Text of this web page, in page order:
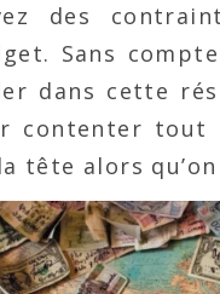
des
Sans
dans cette
contenter
tête alors